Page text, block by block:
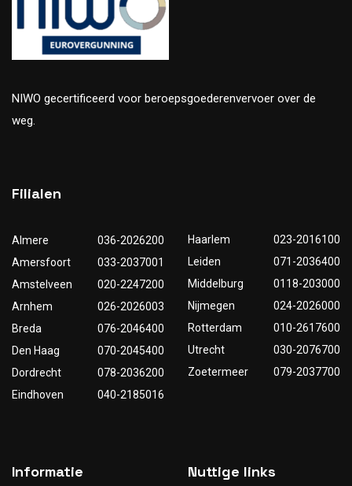
NIWO gecertificeerd voor beroepsgoederenvervoer over de
weg.
Filialen
Almere
036-2026200
Amersfoort
033-2037001
Amstelveen
020-2247200
Arnhem
026-2026003
Breda
076-2046400
Den Haag
070-2045400
Dordrecht
078-2036200
Eindhoven
040-2185016
Haarlem
023-2016100
Leiden
071-2036400
Middelburg
0118-203000
Nijmegen
024-2026000
Rotterdam
010-2617600
Utrecht
030-2076700
Zoetermeer
079-2037700
Informatie Nuttige links